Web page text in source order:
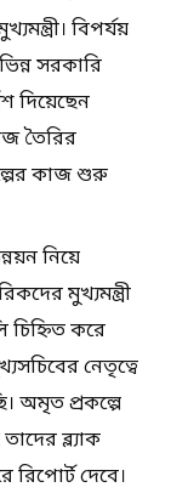
বিপর্যয়
সরকারি
দিয়েছেন
তৈরির
কাজ শুরু
নিয়ে
মুখ্যমন্ত্রী
চিহ্নিত করে
নেতৃত্বে
অমৃত প্রকল্পে
ব্ল্যাক
রিপোর্ট দেবে।